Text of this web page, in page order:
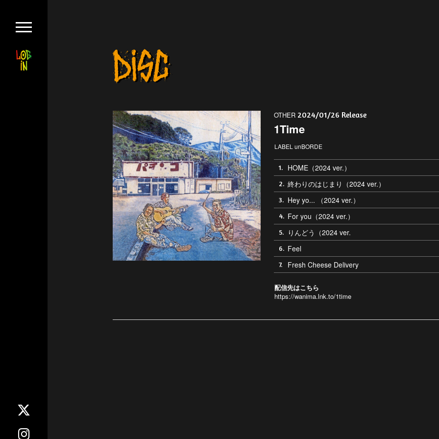
OTHER 2024/01/26 Release
1Time
LABEL unBORDE
1. HOME（2024 ver.）
2. 終わりのはじまり（2024 ver.）
3. Hey yo... （2024 ver.）
4. For you（2024 ver.）
5. りんどう（2024 ver.
6. Feel
7. Fresh Cheese Delivery
配信先はこちら
https://wanima.lnk.to/1time